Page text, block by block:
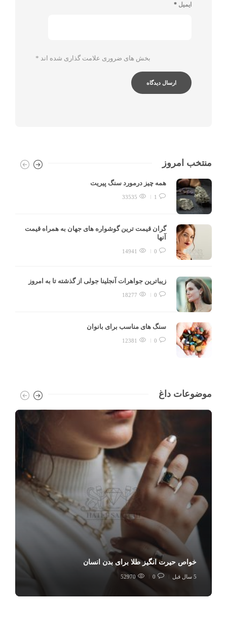
ایمیل *
بخش های ضروری علامت گذاری شده اند *
منتخب امروز
همه چیز درمورد سنگ پیریت
1
33535
گران قیمت ترین گوشواره های جهان به همراه قیمت
آنها
0
14941
زیباترین جواهرات آنجلینا جولی از گذشته تا به امروز
0
18277
سنگ های مناسب برای بانوان
0
12381
موضوعات داغ
خواص حیرت انگیز طلا برای بدن انسان
5 سال قبل 0
52970